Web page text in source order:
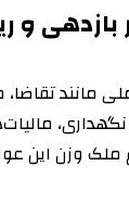
و
مانند
وزن این